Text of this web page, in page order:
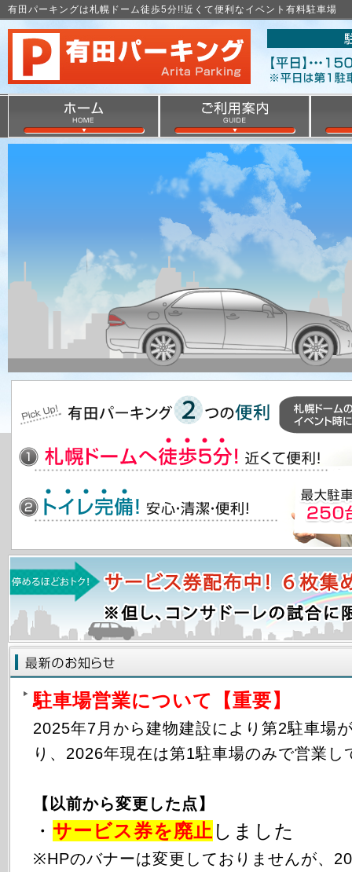
有田パーキングは札幌ドーム徒歩5分!!近くて便利なイベント有料駐車場
駐車場営業について【重要】
2025年7月から建物建設により第2駐車場
り、2026年現在は第1駐車場のみで営業し
【以前から変更した点】
・ サービス券を廃止 しました
※HPのバナーは変更しておりませんが、